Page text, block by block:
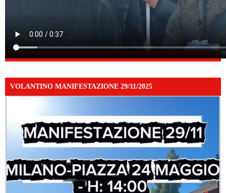
VOLANTINO MANIFESTAZIONE 29/11/2025